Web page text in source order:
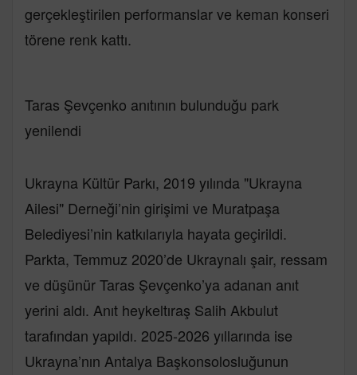
gerçekleştirilen performanslar ve keman konseri
törene renk kattı.
Taras Şevçenko anıtının bulunduğu park
yenilendi
Ukrayna Kültür Parkı, 2019 yılında "Ukrayna
Ailesi" Derneği’nin girişimi ve Muratpaşa
Belediyesi’nin katkılarıyla hayata geçirildi.
Parkta, Temmuz 2020’de Ukraynalı şair, ressam
ve düşünür Taras Şevçenko’ya adanan anıt
yerini aldı. Anıt heykeltıraş Salih Akbulut
tarafından yapıldı. 2025-2026 yıllarında ise
Ukrayna’nın Antalya Başkonsolosluğunun